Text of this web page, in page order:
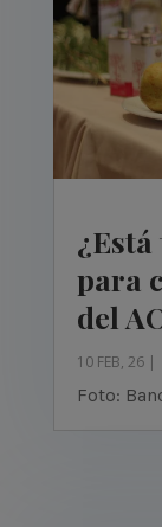
para
del
10 FEB, 26|
Foto: